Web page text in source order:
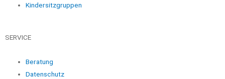
Kindersitzgruppen
SERVICE
Beratung
Datenschutz